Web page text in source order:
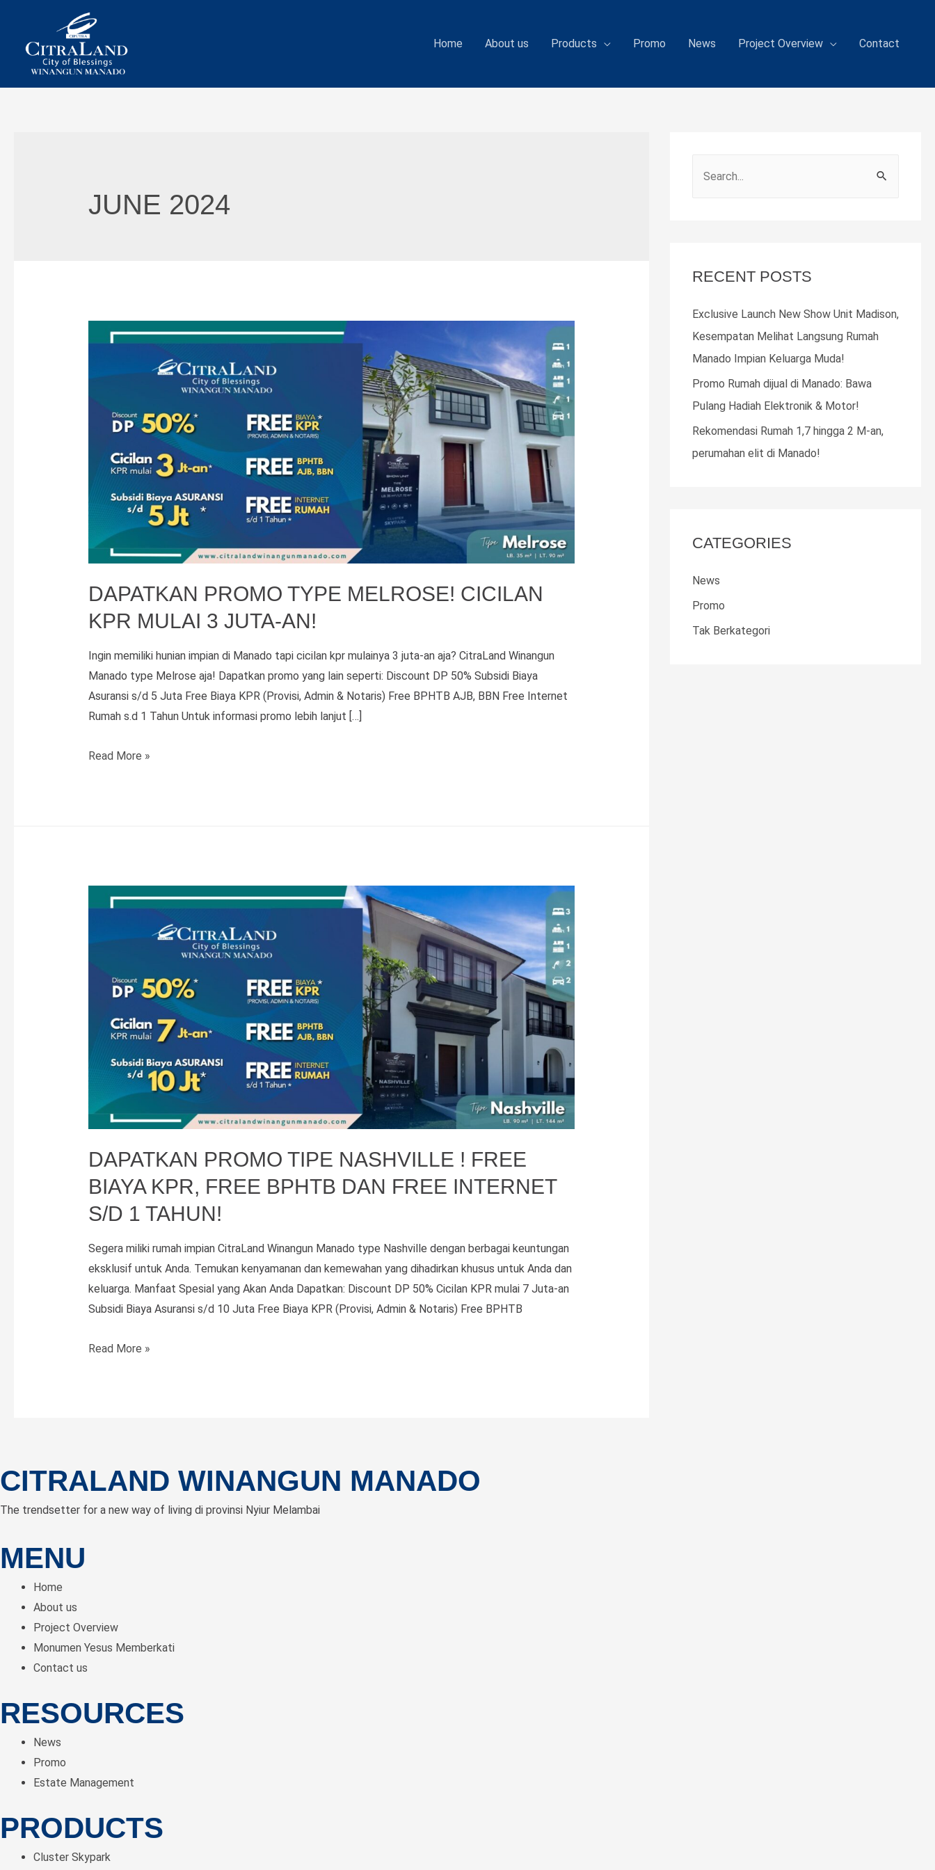
content
Home About us Products Promo News Project Overview Contact
JUNE 2024
DAPATKAN PROMO TYPE MELROSE! CICILAN
KPR MULAI 3 JUTA-AN!
Ingin memiliki hunian impian di Manado tapi cicilan kpr mulainya 3 juta-an aja? CitraLand Winangun
Manado type Melrose aja! Dapatkan promo yang lain seperti: Discount DP 50% Subsidi Biaya
Asuransi s/d 5 Juta Free Biaya KPR (Provisi, Admin & Notaris) Free BPHTB AJB, BBN Free Internet
Rumah s.d 1 Tahun Untuk informasi promo lebih lanjut […]
Dapatkan
Read More »
DAPATKAN PROMO TIPE NASHVILLE ! FREE
BIAYA KPR, FREE BPHTB DAN FREE INTERNET
S/D 1 TAHUN!
Segera miliki rumah impian CitraLand Winangun Manado type Nashville dengan berbagai keuntungan
eksklusif untuk Anda. Temukan kenyamanan dan kemewahan yang dihadirkan khusus untuk Anda dan
keluarga. Manfaat Spesial yang Akan Anda Dapatkan: Discount DP 50% Cicilan KPR mulai 7 Juta-an
Subsidi Biaya Asuransi s/d 10 Juta Free Biaya KPR (Provisi, Admin & Notaris) Free BPHTB
Dapatkan
Biaya
KPR,
Free
1
Tahun!
Read More »
h
o
r
:
RECENT POSTS
Exclusive Launch New Show Unit Madison,
Kesempatan Melihat Langsung Rumah
Manado Impian Keluarga Muda!
Promo Rumah dijual di Manado: Bawa
Pulang Hadiah Elektronik & Motor!
Rekomendasi Rumah 1,7 hingga 2 M-an,
perumahan elit di Manado!
CATEGORIES
News
Promo
Tak Berkategori
CITRALAND WINANGUN MANADO
The trendsetter for a new way of living di provinsi Nyiur Melambai
MENU
Home
About us
Project Overview
Monumen Yesus Memberkati
Contact us
RESOURCES
News
Promo
Estate Management
PRODUCTS
Cluster Skypark